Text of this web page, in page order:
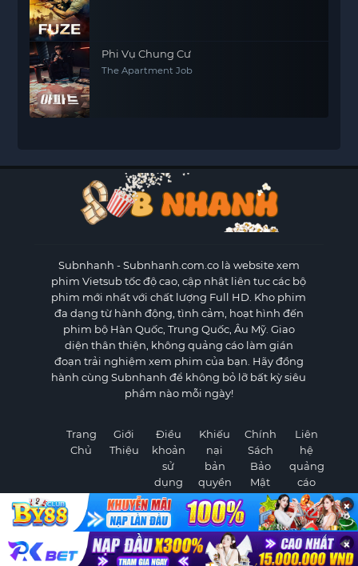
Phi Vụ Chung Cư
The Apartment Job
Subnhanh - Subnhanh.com.co là website xem
phim Vietsub tốc độ cao, cập nhật liên tục các bộ
phim mới nhất với chất lượng Full HD. Kho phim
đa dạng từ hành động, tình cảm, hoạt hình đến
phim bộ Hàn Quốc, Trung Quốc, Âu Mỹ. Giao
diện thân thiện, không quảng cáo làm gián
đoạn trải nghiệm xem phim của bạn. Hãy đồng
hành cùng Subnhanh để không bỏ lỡ bất kỳ siêu
phẩm nào mỗi ngày!
Trang
Chủ
Giới
Thiệu
Điều
khoản
sử
dụng
Khiếu
nại
bản
quyền
Chính
Sách
Bảo
Mật
Liên
hệ
quảng
cáo
×
×